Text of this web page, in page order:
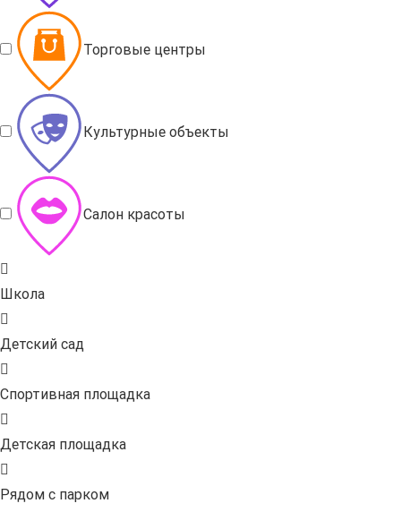
Торговые центры
Культурные объекты
Салон красоты
Школа
Детский сад
Спортивная площадка
Детская площадка
Рядом с парком